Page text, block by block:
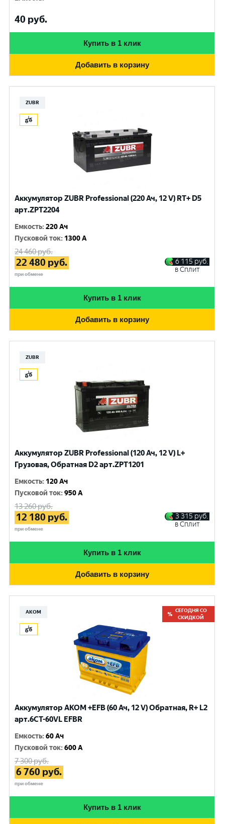
40 руб.
Купить в 1 клик
Добавить в корзину
ZUBR
Аккумулятор ZUBR Professional (220 Ач, 12 V) RT+ D5
арт.ZPT2204
Емкость:220 Ач
Пусковой ток: 1300 A
24 460руб.
22 480 руб.
при обмене
6 115 руб.
в Сплит
Купить в 1 клик
Добавить в корзину
ZUBR
Аккумулятор ZUBR Professional (120 Ач, 12 V) L+
Грузовая, Обратная D2 арт.ZPT1201
Емкость: 120 Ач
Пусковой ток:950 A
13 260руб.
12 180 руб.
при обмене
3 315 руб.
в Сплит
Купить в 1 клик
Добавить в корзину
АКОМ
СЕГОДНЯ СО
СКИДКОЙ
Аккумулятор AKOM +EFB (60 Ач, 12 V) Обратная, R+ L2
арт.6CТ-60VL EFBR
Емкость:60 Ач
Пусковой ток:600 A
7 300руб.
6 760 руб.
при обмене
Купить в 1 клик